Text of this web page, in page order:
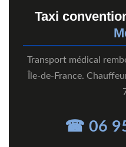
Taxi
Transport médical
Île-de-France.
☎ 06